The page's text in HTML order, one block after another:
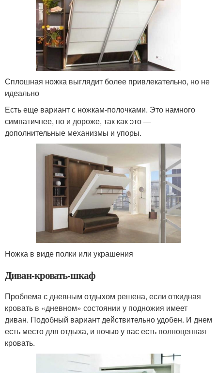
Сплошная ножка выглядит более привлекательно, но не
идеально
Есть еще вариант с ножкам-полочками. Это намного
симпатичнее, но и дороже, так как это —
дополнительные механизмы и упоры.
Ножка в виде полки или украшения
Диван-кровать-шкаф
Проблема с дневным отдыхом решена, если откидная
кровать в «дневном» состоянии у подножия имеет
диван. Подобный вариант действительно удобен. И днем
есть место для отдыха, и ночью у вас есть полноценная
кровать.